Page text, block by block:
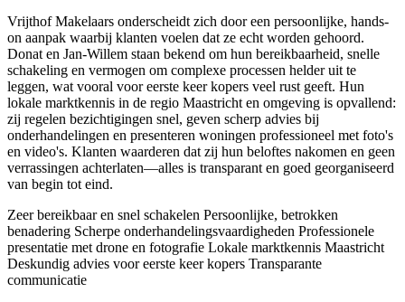
Vrijthof Makelaars onderscheidt zich door een persoonlijke, hands-
on aanpak waarbij klanten voelen dat ze echt worden gehoord.
Donat en Jan-Willem staan bekend om hun bereikbaarheid, snelle
schakeling en vermogen om complexe processen helder uit te
leggen, wat vooral voor eerste keer kopers veel rust geeft. Hun
lokale marktkennis in de regio Maastricht en omgeving is opvallend:
zij regelen bezichtigingen snel, geven scherp advies bij
onderhandelingen en presenteren woningen professioneel met foto's
en video's. Klanten waarderen dat zij hun beloftes nakomen en geen
verrassingen achterlaten—alles is transparant en goed georganiseerd
van begin tot eind.
Zeer bereikbaar en snel schakelen Persoonlijke, betrokken
benadering Scherpe onderhandelingsvaardigheden Professionele
presentatie met drone en fotografie Lokale marktkennis Maastricht
Deskundig advies voor eerste keer kopers Transparante
communicatie